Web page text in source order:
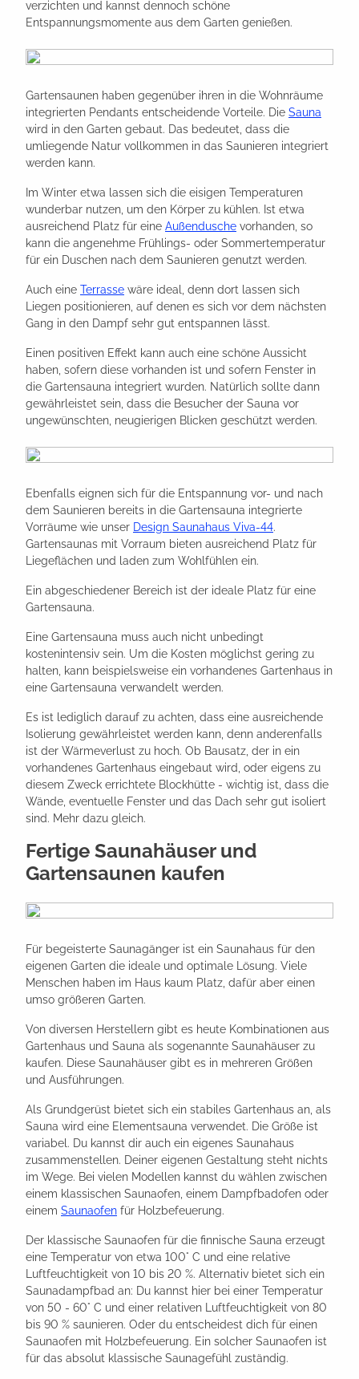
verzichten und kannst dennoch schöne
Entspannungsmomente aus dem Garten genießen.
Gartensaunen haben gegenüber ihren in die Wohnräume
integrierten Pendants entscheidende Vorteile. Die Sauna
wird in den Garten gebaut. Das bedeutet, dass die
umliegende Natur vollkommen in das Saunieren integriert
werden kann.
Im Winter etwa lassen sich die eisigen Temperaturen
wunderbar nutzen, um den Körper zu kühlen. Ist etwa
ausreichend Platz für eine Außendusche vorhanden, so
kann die angenehme Frühlings- oder Sommertemperatur
für ein Duschen nach dem Saunieren genutzt werden.
Auch eine Terrasse wäre ideal, denn dort lassen sich
Liegen positionieren, auf denen es sich vor dem nächsten
Gang in den Dampf sehr gut entspannen lässt.
Einen positiven Effekt kann auch eine schöne Aussicht
haben, sofern diese vorhanden ist und sofern Fenster in
die Gartensauna integriert wurden. Natürlich sollte dann
gewährleistet sein, dass die Besucher der Sauna vor
ungewünschten, neugierigen Blicken geschützt werden.
Ebenfalls eignen sich für die Entspannung vor- und nach
dem Saunieren bereits in die Gartensauna integrierte
Vorräume wie unser Design Saunahaus Viva-44.
Gartensaunas mit Vorraum bieten ausreichend Platz für
Liegeflächen und laden zum Wohlfühlen ein.
Ein abgeschiedener Bereich ist der ideale Platz für eine
Gartensauna.
Eine Gartensauna muss auch nicht unbedingt
kostenintensiv sein. Um die Kosten möglichst gering zu
halten, kann beispielsweise ein vorhandenes Gartenhaus in
eine Gartensauna verwandelt werden.
Es ist lediglich darauf zu achten, dass eine ausreichende
Isolierung gewährleistet werden kann, denn anderenfalls
ist der Wärmeverlust zu hoch. Ob Bausatz, der in ein
vorhandenes Gartenhaus eingebaut wird, oder eigens zu
diesem Zweck errichtete Blockhütte - wichtig ist, dass die
Wände, eventuelle Fenster und das Dach sehr gut isoliert
sind. Mehr dazu gleich.
Fertige Saunahäuser und
Gartensaunen kaufen
Für begeisterte Saunagänger ist ein Saunahaus für den
eigenen Garten die ideale und optimale Lösung. Viele
Menschen haben im Haus kaum Platz, dafür aber einen
umso größeren Garten.
Von diversen Herstellern gibt es heute Kombinationen aus
Gartenhaus und Sauna als sogenannte Saunahäuser zu
kaufen. Diese Saunahäuser gibt es in mehreren Größen
und Ausführungen.
Als Grundgerüst bietet sich ein stabiles Gartenhaus an, als
Sauna wird eine Elementsauna verwendet. Die Größe ist
variabel. Du kannst dir auch ein eigenes Saunahaus
zusammenstellen. Deiner eigenen Gestaltung steht nichts
im Wege. Bei vielen Modellen kannst du wählen zwischen
einem klassischen Saunaofen, einem Dampfbadofen oder
einem Saunaofen für Holzbefeuerung.
Der klassische Saunaofen für die finnische Sauna erzeugt
eine Temperatur von etwa 100° C und eine relative
Luftfeuchtigkeit von 10 bis 20 %. Alternativ bietet sich ein
Saunadampfbad an: Du kannst hier bei einer Temperatur
von 50 - 60° C und einer relativen Luftfeuchtigkeit von 80
bis 90 % saunieren. Oder du entscheidest dich für einen
Saunaofen mit Holzbefeuerung. Ein solcher Saunaofen ist
für das absolut klassische Saunagefühl zuständig.